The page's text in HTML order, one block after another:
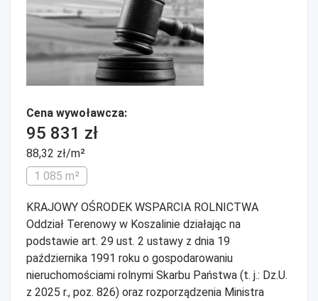
Cena wywoławcza:
95 831 zł
88,32 zł/m²
1 085 m²
KRAJOWY OŚRODEK WSPARCIA ROLNICTWA
Oddział Terenowy w Koszalinie działając na
podstawie art. 29 ust. 2 ustawy z dnia 19
października 1991 roku o gospodarowaniu
nieruchomościami rolnymi Skarbu Państwa (t. j.: Dz.U.
z 2025 r., poz. 826) oraz rozporządzenia Ministra